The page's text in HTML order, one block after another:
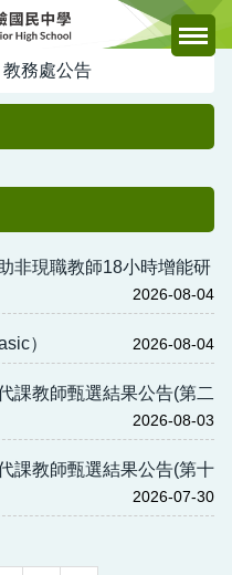
教務處公告
非現職教師18小時增能研
2026-08-04
） 2026-08-04
課教師甄選結果公告(第二
2026-08-03
課教師甄選結果公告(第十
2026-07-30